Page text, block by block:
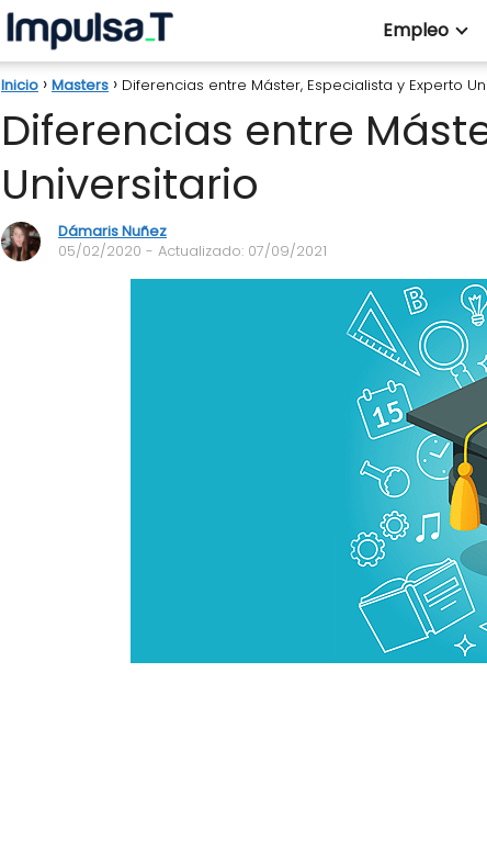
Empleo
Inicio Masters Diferencias entre Máster, Especialista y Experto
Diferencias entre
Universitario
Dámaris Nuñez
05/02/2020 - Actualizado: 07/09/2021